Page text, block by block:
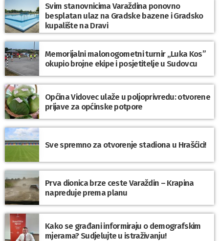
Svim stanovnicima Varaždina ponovno
besplatan ulaz na Gradske bazene i Gradsko
kupalište na Dravi
Memorijalni malonogometni turnir „Luka Kos”
okupio brojne ekipe i posjetitelje u Sudovcu
Općina Vidovec ulaže u poljoprivredu: otvorene
prijave za općinske potpore
Sve spremno za otvorenje stadiona u Hrašćici!
Prva dionica brze ceste Varaždin – Krapina
napreduje prema planu
Kako se građani informiraju o demografskim
mjerama? Sudjelujte u istraživanju!